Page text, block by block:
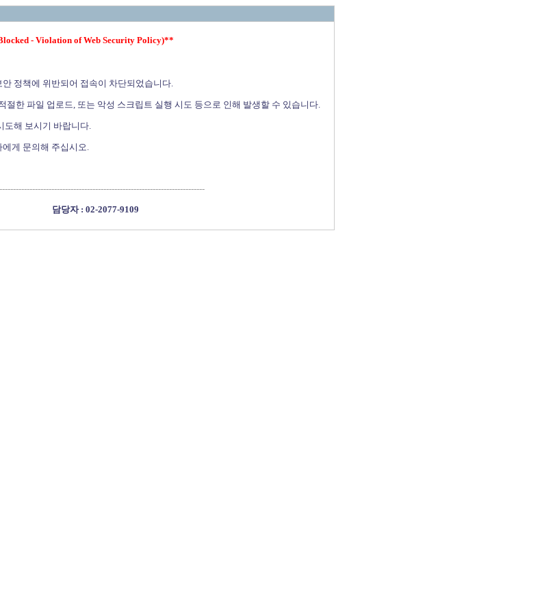
- Violation of Web Security Policy)**
정책에 위반되어 접속이 차단되었습니다.
절한 파일 업로드, 또는 악성 스크립트 실행 시도 등으로 인해 발생할 수 있습니다.
도해 보시기 바랍니다.
게 문의해 주십시오.
담당자 : 02-2077-9109